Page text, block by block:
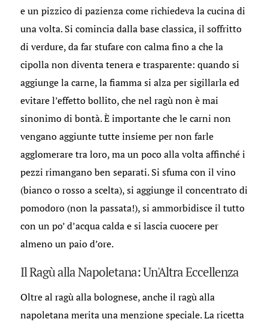
e un pizzico di pazienza come richiedeva la cucina di
una volta. Si comincia dalla base classica, il soffritto
di verdure, da far stufare con calma fino a che la
cipolla non diventa tenera e trasparente: quando si
aggiunge la carne, la fiamma si alza per sigillarla ed
evitare l’effetto bollito, che nel ragù non è mai
sinonimo di bontà. È importante che le carni non
vengano aggiunte tutte insieme per non farle
agglomerare tra loro, ma un poco alla volta affinché i
pezzi rimangano ben separati. Si sfuma con il vino
(bianco o rosso a scelta), si aggiunge il concentrato di
pomodoro (non la passata!), si ammorbidisce il tutto
con un po’ d’acqua calda e si lascia cuocere per
almeno un paio d’ore.
Il Ragù alla Napoletana: Un'Altra Eccellenza
Oltre al ragù alla bolognese, anche il ragù alla
napoletana merita una menzione speciale. La ricetta